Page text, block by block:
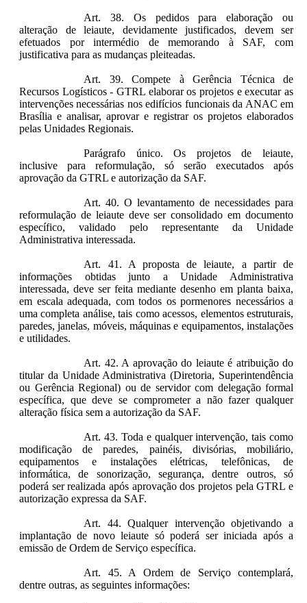
Art. 38. Os pedidos para elaboração ou
alteração de leiaute, devidamente justificados, devem ser
efetuados por intermédio de memorando à SAF, com
justificativa para as mudanças pleiteadas.
Art. 39. Compete à Gerência Técnica de
Recursos Logísticos - GTRL elaborar os projetos e executar as
intervenções necessárias nos edifícios funcionais da ANAC em
Brasília e analisar, aprovar e registrar os projetos elaborados
pelas Unidades Regionais.
Parágrafo único. Os projetos de leiaute,
inclusive para reformulação, só serão executados após
aprovação da GTRL e autorização da SAF.
Art. 40. O levantamento de necessidades para
reformulação de leiaute deve ser consolidado em documento
específico, validado pelo representante da Unidade
Administrativa interessada.
Art. 41. A proposta de leiaute, a partir de
informações obtidas junto a Unidade Administrativa
interessada, deve ser feita mediante desenho em planta baixa,
em escala adequada, com todos os pormenores necessários a
uma completa análise, tais como acessos, elementos estruturais,
paredes, janelas, móveis, máquinas e equipamentos, instalações
e utilidades.
Art. 42. A aprovação do leiaute é atribuição do
titular da Unidade Administrativa (Diretoria, Superintendência
ou Gerência Regional) ou de servidor com delegação formal
específica, que deve se comprometer a não fazer qualquer
alteração física sem a autorização da SAF.
Art. 43. Toda e qualquer intervenção, tais como
modificação de paredes, painéis, divisórias, mobiliário,
equipamentos e instalações elétricas, telefônicas, de
informática, de sonorização, segurança, dentre outros, só
poderá ser realizada após aprovação dos projetos pela GTRL e
autorização expressa da SAF.
Art. 44. Qualquer intervenção objetivando a
implantação de novo leiaute só poderá ser iniciada após a
emissão de Ordem de Serviço específica.
Art. 45. A Ordem de Serviço contemplará,
dentre outras, as seguintes informações: